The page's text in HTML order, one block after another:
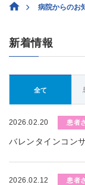
病院からのお
新着情報
全て
2026.02.20 患者
バレンタインコン
2026.02.12 患者